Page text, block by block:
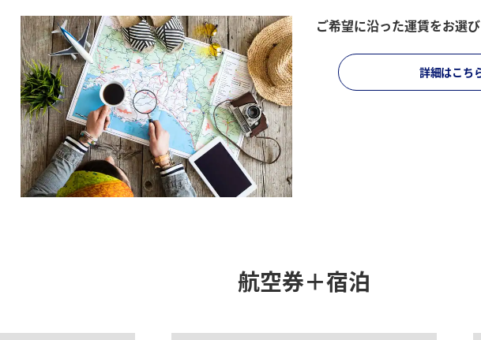
時間帯指定なし
経由地および乗り継ぎ所要時間を追加する
1人
前後3日の運賃を検索
航空保険特別料金、その他の各種税金、料金などが含まれます。発
ご希望に沿った運賃をお選び
詳細はこち
航空券＋宿泊